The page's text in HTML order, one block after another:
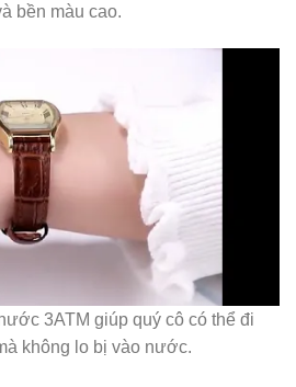
bền màu cao.
3ATM giúp quý cô có thể đi
không lo bị vào nước.